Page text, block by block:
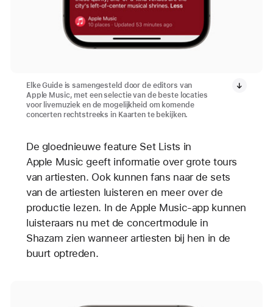
Elke Guide is samengesteld door de editors van
Apple Music, met een selectie van de beste locaties
voor livemuziek en de mogelijkheid om komende
concerten rechtstreeks in Kaarten te bekijken.
De gloednieuwe feature Set Lists in
Apple Music geeft informatie over grote tours
van artiesten. Ook kunnen fans naar de sets
van de artiesten luisteren en meer over de
productie lezen. In de Apple Music-app kunnen
luisteraars nu met de concertmodule in
Shazam zien wanneer artiesten bij hen in de
buurt optreden.